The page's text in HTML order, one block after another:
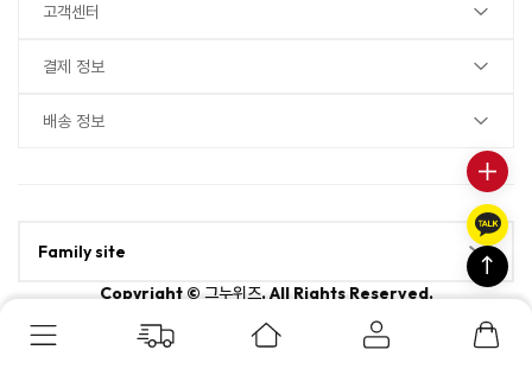
고객센터
결제 정보
배송 정보
Family site
Copyright ©그누위즈. All Rights Reserved.